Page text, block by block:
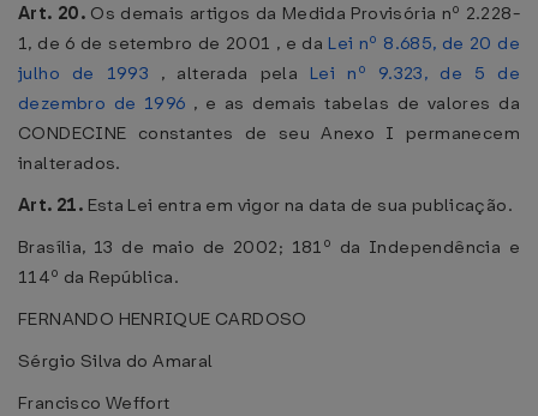
Art. 20. Os demais artigos da Medida Provisória nº 2.228-
1, de 6 de setembro de 2001 , e da Lei nº 8.685, de 20 de
julho de 1993 , alterada pela Lei nº 9.323, de 5 de
dezembro de 1996 , e as demais tabelas de valores da
CONDECINE constantes de seu Anexo I permanecem
inalterados.
Art. 21. Esta Lei entra em vigor na data de sua publicação.
Brasília, 13 de maio de 2002; 181º da Independência e
114º da República.
FERNANDO HENRIQUE CARDOSO
Sérgio Silva do Amaral
Francisco Weffort